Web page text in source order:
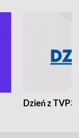
Dzień z TVP3